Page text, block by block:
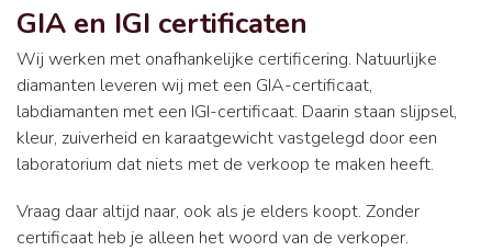
GIA en IGI certificaten
Wij werken met onafhankelijke certificering. Natuurlijke
diamanten leveren wij met een GIA-certificaat,
labdiamanten met een IGI-certificaat. Daarin staan slijpsel,
kleur, zuiverheid en karaatgewicht vastgelegd door een
laboratorium dat niets met de verkoop te maken heeft.
Vraag daar altijd naar, ook als je elders koopt. Zonder
certificaat heb je alleen het woord van de verkoper.